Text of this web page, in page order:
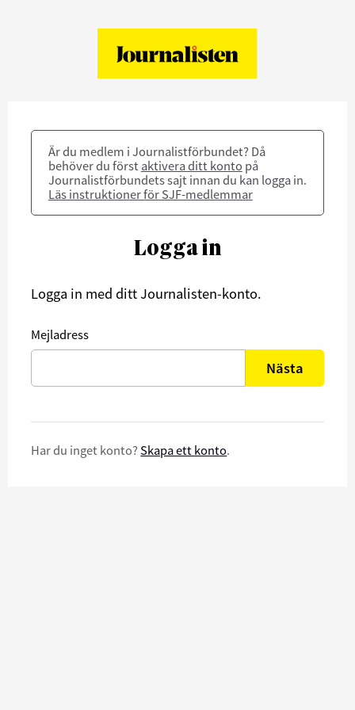
Är du medlem i Journalistförbundet? Då
behöver du först aktivera ditt konto på
Journalistförbundets sajt innan du kan logga in.
Läs instruktioner för SJF-medlemmar
Logga in
Logga in med ditt Journalisten-konto.
Mejladress
Nästa
Har du inget konto? Skapa ett konto.